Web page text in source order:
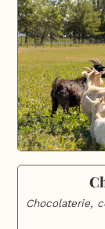
Chocolaterie,